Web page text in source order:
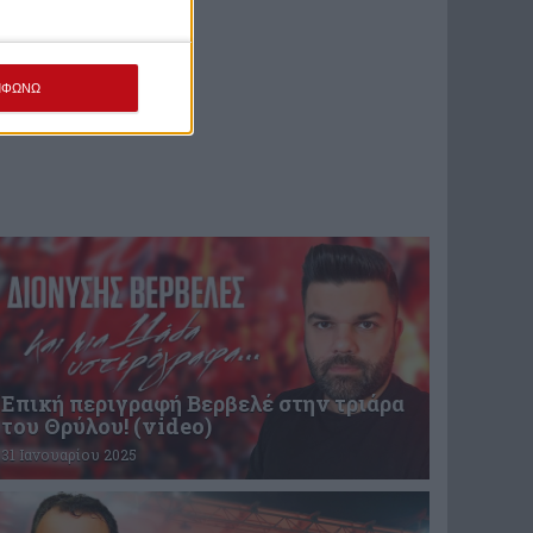
Επική περιγραφή Βερβελέ στην τριάρα
του Θρύλου! (video)
31 Ιανουαρίου 2025